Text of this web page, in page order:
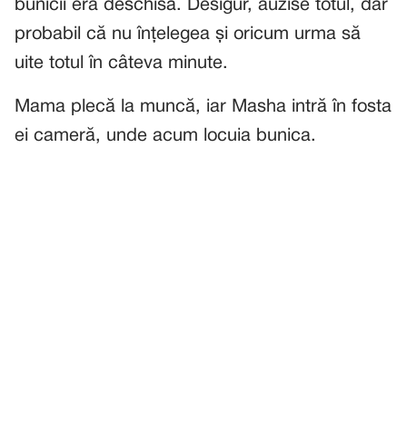
bunicii era deschisă. Desigur, auzise totul, dar
probabil că nu înțelegea și oricum urma să
uite totul în câteva minute.
Mama plecă la muncă, iar Masha intră în fosta
ei cameră, unde acum locuia bunica.